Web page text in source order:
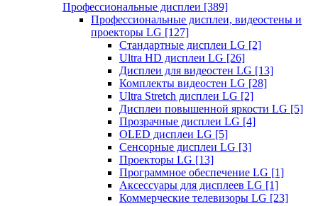
Профессиональные дисплеи [389]
Профессиональные дисплеи, видеостены и
проекторы LG [127]
Стандартные дисплеи LG [2]
Ultra HD дисплеи LG [26]
Дисплеи для видеостен LG [13]
Комплекты видеостен LG [28]
Ultra Stretch дисплеи LG [2]
Дисплеи повышенной яркости LG [5]
Прозрачные дисплеи LG [4]
OLED дисплеи LG [5]
Сенсорные дисплеи LG [3]
Проекторы LG [13]
Программное обеспечение LG [1]
Аксессуары для дисплеев LG [1]
Коммерческие телевизоры LG [23]